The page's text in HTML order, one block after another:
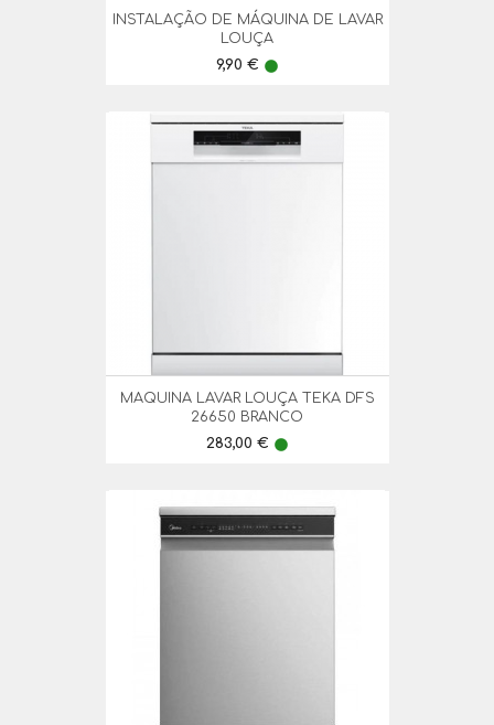
INSTALAÇÃO DE MÁQUINA DE LAVAR
LOUÇA
Preço
9,90 € lens
MAQUINA LAVAR LOUÇA TEKA DFS
26650 BRANCO
Preço
283,00 € lens